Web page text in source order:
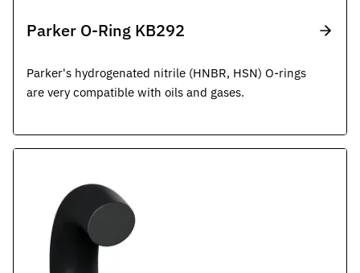
Parker O-Ring KB292
Parker's hydrogenated nitrile (HNBR, HSN) O-rings
are very compatible with oils and gases.